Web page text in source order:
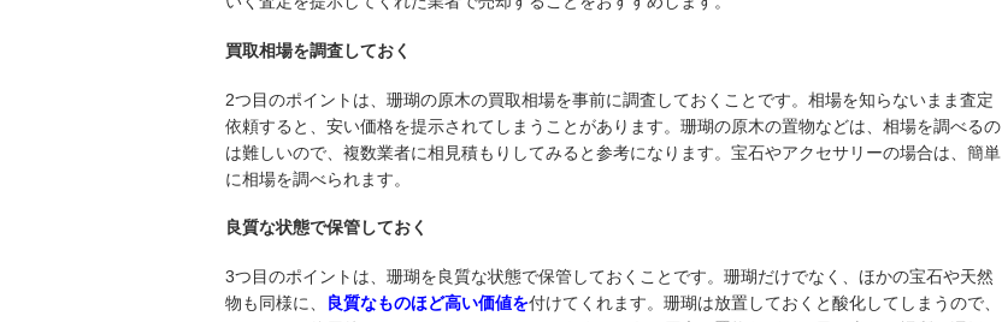
買取相場を調査しておく
2つ目のポイントは、珊瑚の原木の買取相場を事前に調査しておくことです。相場を知らないまま査定
依頼すると、安い価格を提示されてしまうことがあります。珊瑚の原木の置物などは、相場を調べるの
は難しいので、複数業者に相見積もりしてみると参考になります。宝石やアクセサリーの場合は、簡単
に相場を調べられます。
良質な状態で保管しておく
3つ目のポイントは、珊瑚を良質な状態で保管しておくことです。珊瑚だけでなく、ほかの宝石や天然
物も同様に、
良質なものほど高い価値を付けてくれます。珊瑚は放置しておくと酸化してしまうので、